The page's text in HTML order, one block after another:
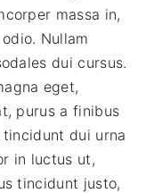
massa in,
Nullam
dui cursus.
eget,
purus a finibus
dui urna
in luctus ut,
tincidunt justo,